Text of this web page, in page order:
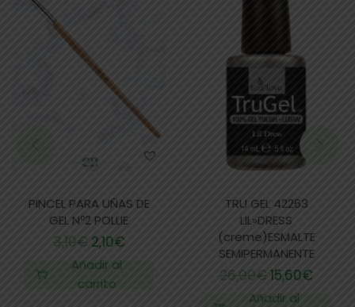
PINCEL PARA UÑAS DE
GEL Nº2 POLLIE
3,10€ 2,10€
Añadir al
carrito
TRU GEL 42263
LIL»DRESS
(creme)ESMALTE
SEMIPERMANENTE
26,00€15,60€
Añadir al